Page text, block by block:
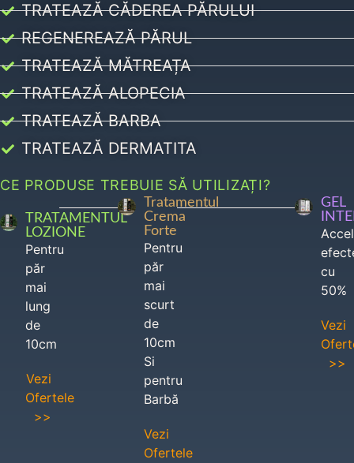
TRATEAZĂ CĂDEREA PĂRULUI
REGENEREAZĂ PĂRUL
TRATEAZĂ MĂTREAȚA
TRATEAZĂ ALOPECIA
TRATEAZĂ BARBA
TRATEAZĂ DERMATITA
CE PRODUSE TREBUIE SĂ UTILIZAȚI?
TRATAMENTUL
LOZIONE
Pentru
păr
mai
lung
de
10cm
Vezi
Ofertele
>>
Tratamentul
Crema
Forte
Pentru
păr
mai
scurt
de
10cm
Si
pentru
Barbă
Vezi
Ofertele
GEL
cu
50%
Vezi
>>